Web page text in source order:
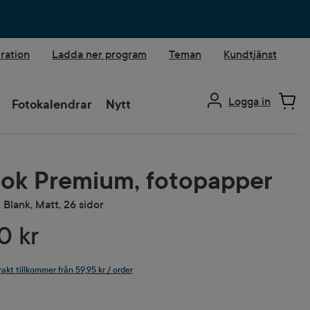
Ladda ner program Teman Kundtjänst
Fotokalendrar Nytt Logga in
Premium, fotopapper
Blank, Matt, 26 sidor
kr
tillkommer från 59,95 kr / order